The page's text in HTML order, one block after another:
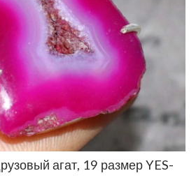
агат, 19 размер YES-